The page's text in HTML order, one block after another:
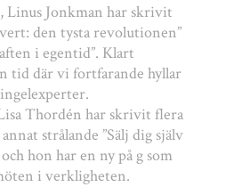
Linus Jonkman har skrivit
den tysta revolutionen”
i egentid”. Klart
tid där vi fortfarande hyllar
Thordén har skrivit flera
strålande ”Sälj dig själv
hon har en ny på g som
i verkligheten.